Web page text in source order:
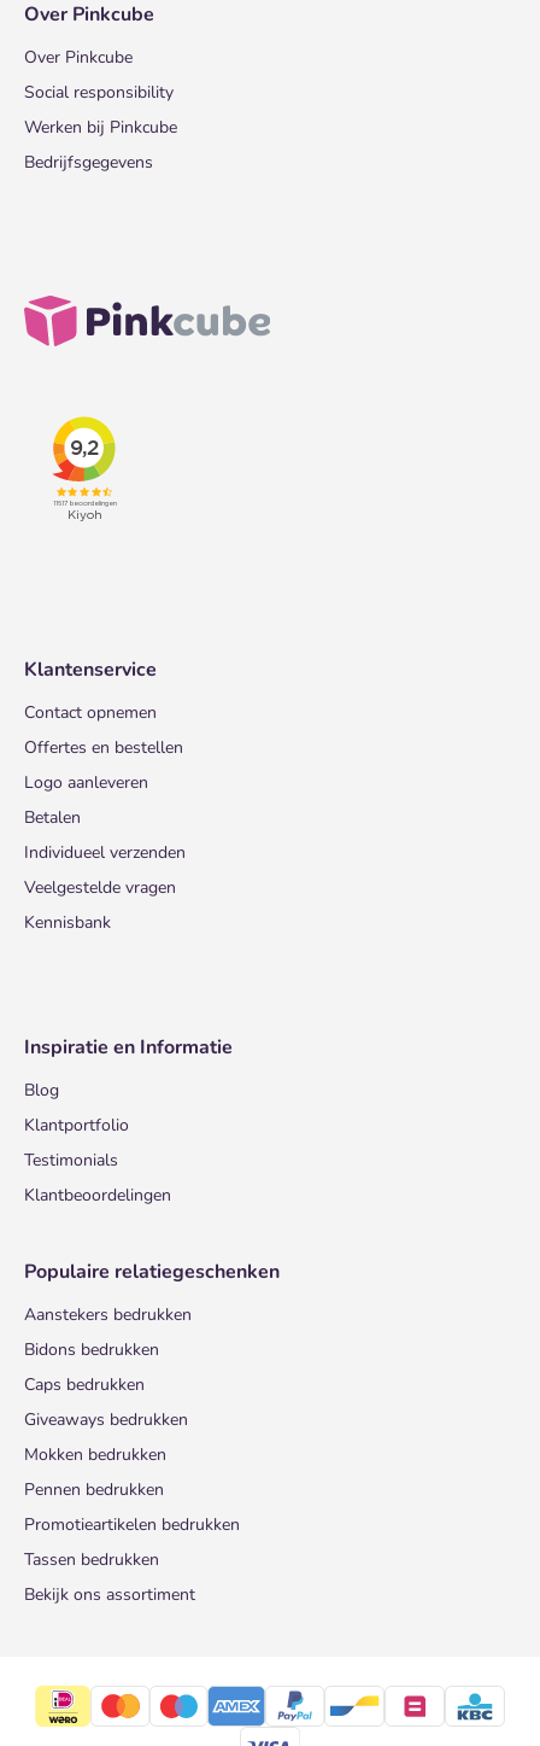
Over Pinkcube
Over Pinkcube
Social responsibility
Werken bij Pinkcube
Bedrijfsgegevens
Klantenservice
Contact opnemen
Offertes en bestellen
Logo aanleveren
Betalen
Individueel verzenden
Veelgestelde vragen
Kennisbank
Inspiratie en Informatie
Blog
Klantportfolio
Testimonials
Klantbeoordelingen
Populaire relatiegeschenken
Aanstekers bedrukken
Bidons bedrukken
Caps bedrukken
Giveaways bedrukken
Mokken bedrukken
Pennen bedrukken
Promotieartikelen bedrukken
Tassen bedrukken
Bekijk ons assortiment